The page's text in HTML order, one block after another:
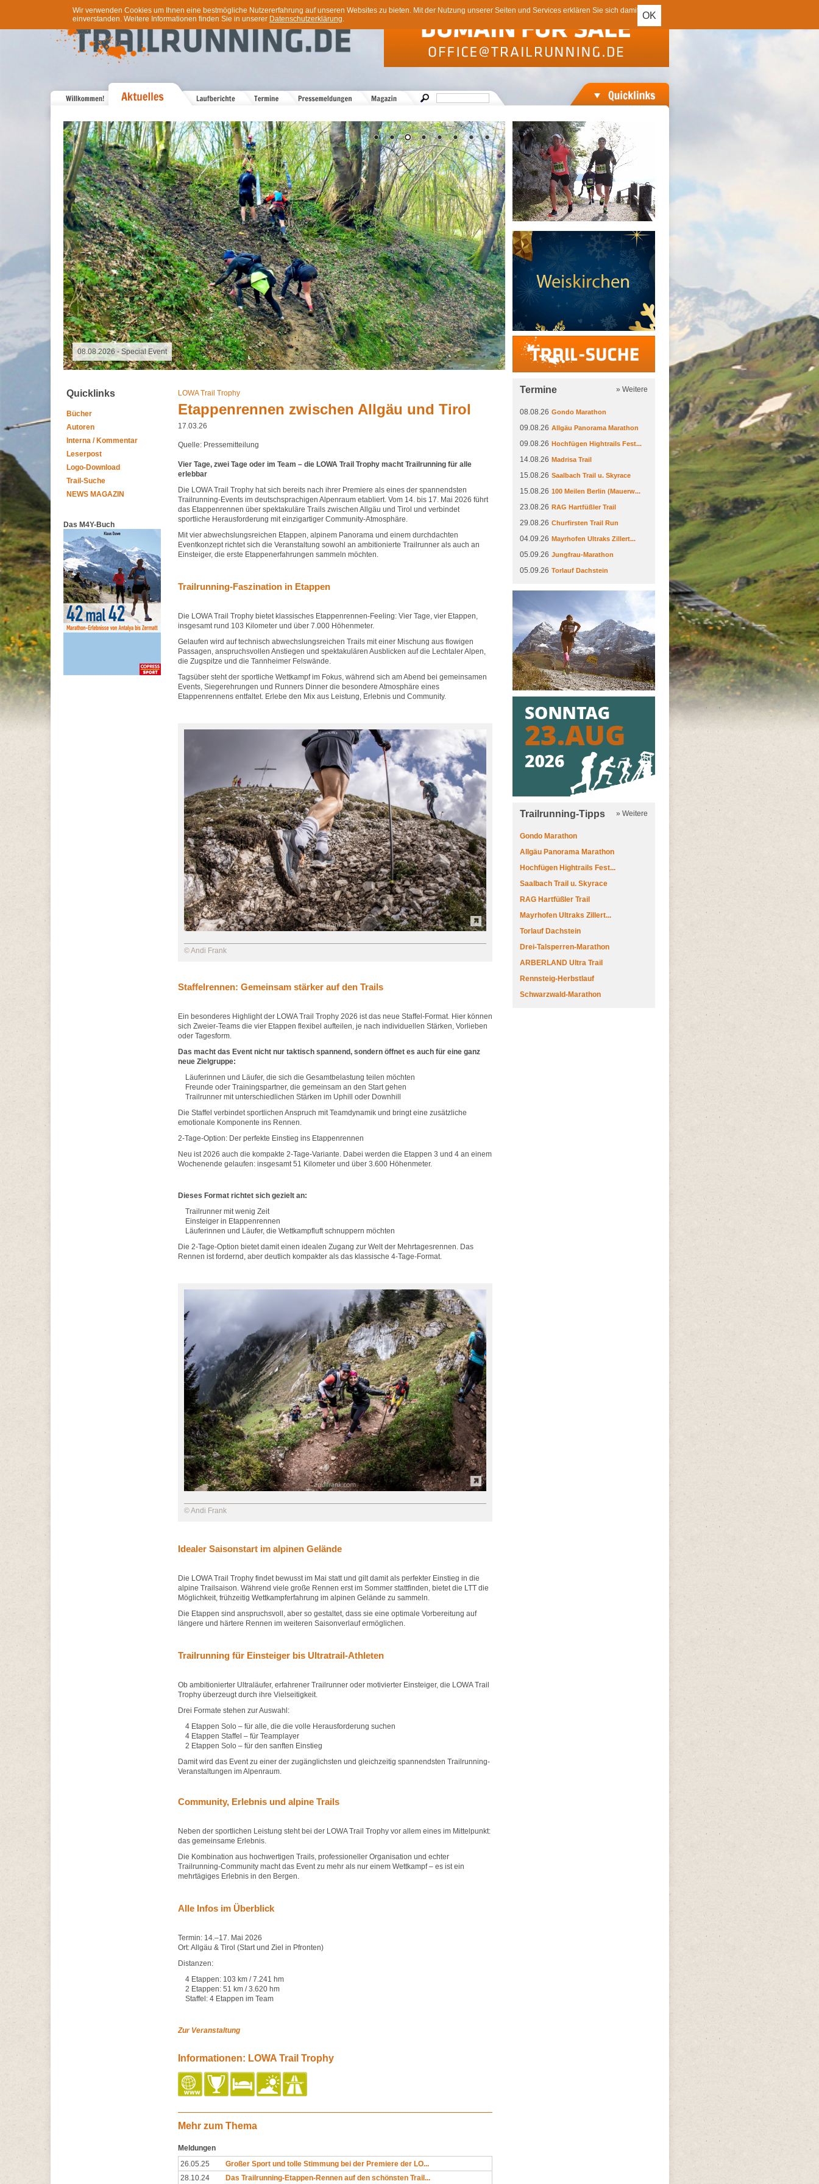
OK
Wir verwenden Cookies um Ihnen eine bestmögliche Nutzererfahrung auf unseren Websites zu bieten. Mit der Nutzung unserer Seiten und Services erklären Sie sich damit
einverstanden. Weitere Informationen finden Sie in unserer Datenschutzerklärung.
08.08.2026 - Special Event
Trail-Suche
Quicklinks
Bücher
Autoren
Interna / Kommentar
Leserpost
Logo-Download
Trail-Suche
NEWS MAGAZIN
Das M4Y-Buch
LOWA Trail Trophy
Etappenrennen zwischen Allgäu und Tirol
17.03.26
Quelle: Pressemitteilung
Vier Tage, zwei Tage oder im Team – die LOWA Trail Trophy macht Trailrunning für alle
erlebbar
Die LOWA Trail Trophy hat sich bereits nach ihrer Premiere als eines der spannendsten
Trailrunning-Events im deutschsprachigen Alpenraum etabliert. Vom 14. bis 17. Mai 2026 führt
das Etappenrennen über spektakuläre Trails zwischen Allgäu und Tirol und verbindet
sportliche Herausforderung mit einzigartiger Community-Atmosphäre.
Mit vier abwechslungsreichen Etappen, alpinem Panorama und einem durchdachten
Eventkonzept richtet sich die Veranstaltung sowohl an ambitionierte Trailrunner als auch an
Einsteiger, die erste Etappenerfahrungen sammeln möchten.
Trailrunning-Faszination in Etappen
Die LOWA Trail Trophy bietet klassisches Etappenrennen-Feeling: Vier Tage, vier Etappen,
insgesamt rund 103 Kilometer und über 7.000 Höhenmeter.
Gelaufen wird auf technisch abwechslungsreichen Trails mit einer Mischung aus flowigen
Passagen, anspruchsvollen Anstiegen und spektakulären Ausblicken auf die Lechtaler Alpen,
die Zugspitze und die Tannheimer Felswände.
Tagsüber steht der sportliche Wettkampf im Fokus, während sich am Abend bei gemeinsamen
Events, Siegerehrungen und Runners Dinner die besondere Atmosphäre eines
Etappenrennens entfaltet. Erlebe den Mix aus Leistung, Erlebnis und Community.
© Andi Frank
Staffelrennen: Gemeinsam stärker auf den Trails
Ein besonderes Highlight der LOWA Trail Trophy 2026 ist das neue Staffel-Format. Hier können
sich Zweier-Teams die vier Etappen flexibel aufteilen, je nach individuellen Stärken, Vorlieben
oder Tagesform.
Das macht das Event nicht nur taktisch spannend, sondern öffnet es auch für eine ganz
neue Zielgruppe:
Läuferinnen und Läufer, die sich die Gesamtbelastung teilen möchten
Freunde oder Trainingspartner, die gemeinsam an den Start gehen
Trailrunner mit unterschiedlichen Stärken im Uphill oder Downhill
Die Staffel verbindet sportlichen Anspruch mit Teamdynamik und bringt eine zusätzliche
emotionale Komponente ins Rennen.
2-Tage-Option: Der perfekte Einstieg ins Etappenrennen
Neu ist 2026 auch die kompakte 2-Tage-Variante. Dabei werden die Etappen 3 und 4 an einem
Wochenende gelaufen: insgesamt 51 Kilometer und über 3.600 Höhenmeter.
Dieses Format richtet sich gezielt an:
Trailrunner mit wenig Zeit
Einsteiger in Etappenrennen
Läuferinnen und Läufer, die Wettkampfluft schnuppern möchten
Die 2-Tage-Option bietet damit einen idealen Zugang zur Welt der Mehrtagesrennen. Das
Rennen ist fordernd, aber deutlich kompakter als das klassische 4-Tage-Format.
© Andi Frank
Idealer Saisonstart im alpinen Gelände
Die LOWA Trail Trophy findet bewusst im Mai statt und gilt damit als perfekter Einstieg in die
alpine Trailsaison. Während viele große Rennen erst im Sommer stattfinden, bietet die LTT die
Möglichkeit, frühzeitig Wettkampferfahrung im alpinen Gelände zu sammeln.
Die Etappen sind anspruchsvoll, aber so gestaltet, dass sie eine optimale Vorbereitung auf
längere und härtere Rennen im weiteren Saisonverlauf ermöglichen.
Trailrunning für Einsteiger bis Ultratrail-Athleten
Ob ambitionierter Ultraläufer, erfahrener Trailrunner oder motivierter Einsteiger, die LOWA Trail
Trophy überzeugt durch ihre Vielseitigkeit.
Drei Formate stehen zur Auswahl:
4 Etappen Solo – für alle, die die volle Herausforderung suchen
4 Etappen Staffel – für Teamplayer
2 Etappen Solo – für den sanften Einstieg
Damit wird das Event zu einer der zugänglichsten und gleichzeitig spannendsten Trailrunning-
Veranstaltungen im Alpenraum.
Community, Erlebnis und alpine Trails
Neben der sportlichen Leistung steht bei der LOWA Trail Trophy vor allem eines im Mittelpunkt:
das gemeinsame Erlebnis.
Die Kombination aus hochwertigen Trails, professioneller Organisation und echter
Trailrunning-Community macht das Event zu mehr als nur einem Wettkampf – es ist ein
mehrtägiges Erlebnis in den Bergen.
Alle Infos im Überblick
Termin: 14.–17. Mai 2026
Ort: Allgäu & Tirol (Start und Ziel in Pfronten)
Distanzen:
4 Etappen: 103 km / 7.241 hm
2 Etappen: 51 km / 3.620 hm
Staffel: 4 Etappen im Team
Zur Veranstaltung
Informationen: LOWA Trail Trophy
Mehr zum Thema
Meldungen
26.05.25
Großer Sport und tolle Stimmung bei der Premiere der LO...
28.10.24
Das Trailrunning-Etappen-Rennen auf den schönsten Trail...
Termine » Weitere
08.08.26 Gondo Marathon
09.08.26 Allgäu Panorama Marathon
09.08.26 Hochfügen Hightrails Fest...
14.08.26 Madrisa Trail
15.08.26 Saalbach Trail u. Skyrace
15.08.26 100 Meilen Berlin (Mauerw...
23.08.26 RAG Hartfüßler Trail
29.08.26 Churfirsten Trail Run
04.09.26 Mayrhofen Ultraks Zillert...
05.09.26 Jungfrau-Marathon
05.09.26 Torlauf Dachstein
Trailrunning-Tipps » Weitere
Gondo Marathon
Allgäu Panorama Marathon
Hochfügen Hightrails Fest...
Saalbach Trail u. Skyrace
RAG Hartfüßler Trail
Mayrhofen Ultraks Zillert...
Torlauf Dachstein
Drei-Talsperren-Marathon
ARBERLAND Ultra Trail
Rennsteig-Herbstlauf
Schwarzwald-Marathon